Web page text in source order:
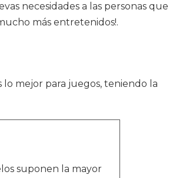
necesidades a las personas que
más entretenidos!.
mejor para juegos, teniendo la
suponen la mayor